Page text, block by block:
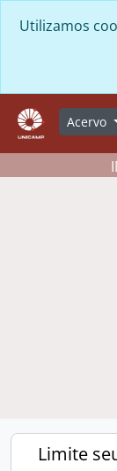
Utilizamos
Acervo
Limite